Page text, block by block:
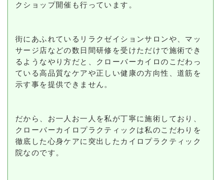
クショップ開催も行っています。
街にあふれているリラクゼイションサロンや、マッ
サージ店などの数日間研修を受けただけで施術でき
るようなやり方だと、クローバーカイロのこだわっ
ている高品質なケアや正しい健康の方向性、道筋を
示す事を提供できません。
だから、お一人お一人を私が丁寧に施術しており、
クローバーカイロプラクティックは私のこだわりを
徹底した心身ケアに突出したカイロプラクティック
院なのです。